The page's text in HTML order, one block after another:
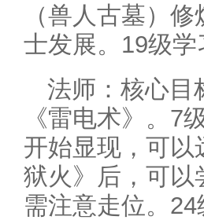
（兽人古墓）
士发展。19级
法师：核心目
《雷电术》。7
开始显现，可以
狱火》后，可以
需注意走位。